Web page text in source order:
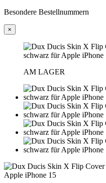
Besondere Bestellnummern
×
AM LAGER